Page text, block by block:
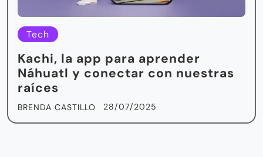
Tech
Kachi, la app para aprender
Náhuatl y conectar con nuestras
raíces
BRENDA CASTILLO 28/07/2025